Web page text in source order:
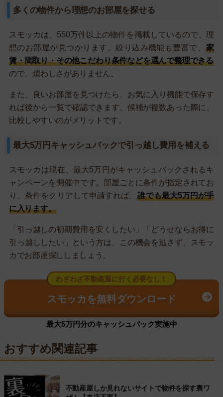
多くの物件から理想のお部屋を探せる
スモッカは、550万件以上の物件を掲載しているので、理
想のお部屋が見つかります。絞り込み機能も豊富で、家
賃・間取り・その他こだわり条件などを選んで整理できる
ので、煩わしさがありません。
また、良いお部屋を見つけたら、お気に入り機能で保存す
れば後から一覧で確認できます。候補が複数あった際に、
比較しやすいのがメリットです。
最大5万円キャッシュバックで引っ越し費用を補える
スモッカは現在、最大5万円がキャッシュバックされるキ
ャンペーンを開催中です。部屋ごとに条件が指定されてお
り、条件をクリアして申請すれば、誰でも最大5万円が手
に入ります。
「引っ越しの初期費用を安くしたい」「どうせならお得に
引っ越ししたい」という方は、この機会を逃さず、スモッ
カでお部屋探ししましょう。
わざわざ不動産屋に行く必要なし！
スモッカを無料ダウンロード
最大5万円分のキャッシュバック実施中
おすすめ関連記事
不動産屋しか見れないサイトで物件を探す裏ワ